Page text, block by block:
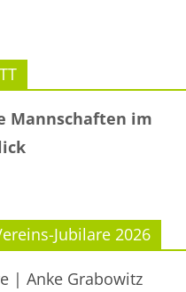
Mannschaften im
Jubilare 2026
| Anke Grabowitz